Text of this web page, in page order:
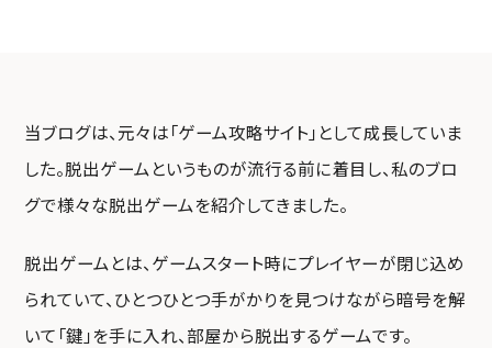
当ブログは、元々は「ゲーム攻略サイト」として成長していま
した。脱出ゲームというものが流行る前に着目し、私のブロ
グで様々な脱出ゲームを紹介してきました。
脱出ゲームとは、ゲームスタート時にプレイヤーが閉じ込め
られていて、ひとつひとつ手がかりを見つけながら暗号を解
いて「鍵」を手に入れ、部屋から脱出するゲームです。